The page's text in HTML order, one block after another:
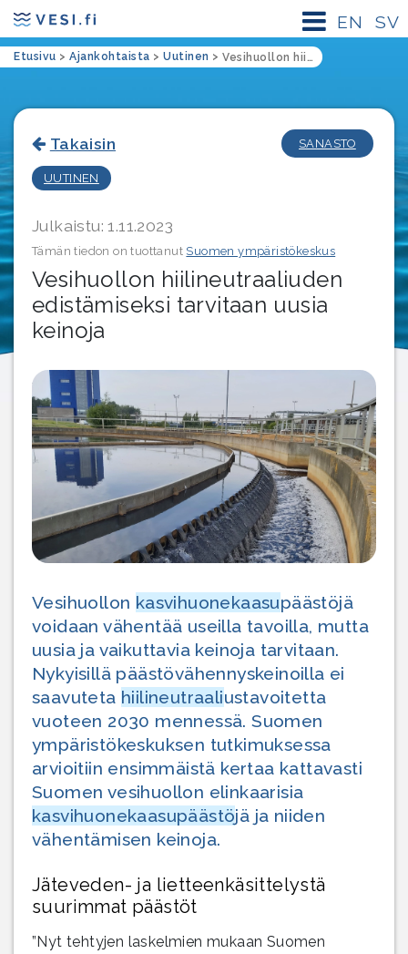
SV
EN
Etusivu > Ajankohtaista > Uutinen > Vesihuollon hiilineutraaliuden edistämiseksi tarvitaan uusia keinoja
Takaisin
UUTINEN
Julkaistu: 1.11.2023
Tämän tiedon on tuottanut Suomen ympäristökeskus
Vesihuollon hiilineutraaliuden
edistämiseksi tarvitaan uusia
keinoja
Vesihuollon kasvihuonekaasupäästöjä
voidaan vähentää useilla tavoilla, mutta
uusia ja vaikuttavia keinoja tarvitaan.
Nykyisillä päästövähennyskeinoilla ei
saavuteta hiilineutraaliustavoitetta
vuoteen 2030 mennessä. Suomen
ympäristökeskuksen tutkimuksessa
arvioitiin ensimmäistä kertaa kattavasti
Suomen vesihuollon elinkaarisia
kasvihuonekaasupäästöjä ja niiden
vähentämisen keinoja.
Jäteveden- ja lietteenkäsittelystä
suurimmat päästöt
”Nyt tehtyjen laskelmien mukaan Suomen
SANASTO